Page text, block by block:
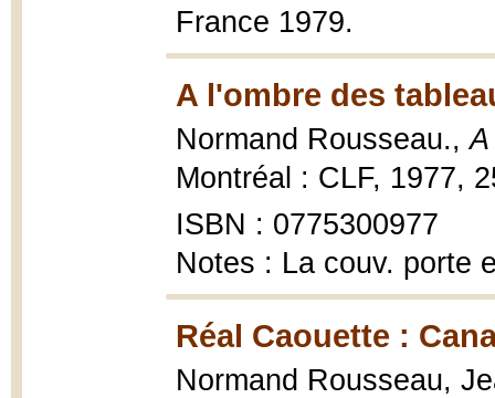
France 1979.
A l'ombre des
Normand Rousseau.,
Montréal : CLF, 1977,
ISBN : 0775300977
Notes : La couv. porte
Réal Caouette :
Normand Rousseau,